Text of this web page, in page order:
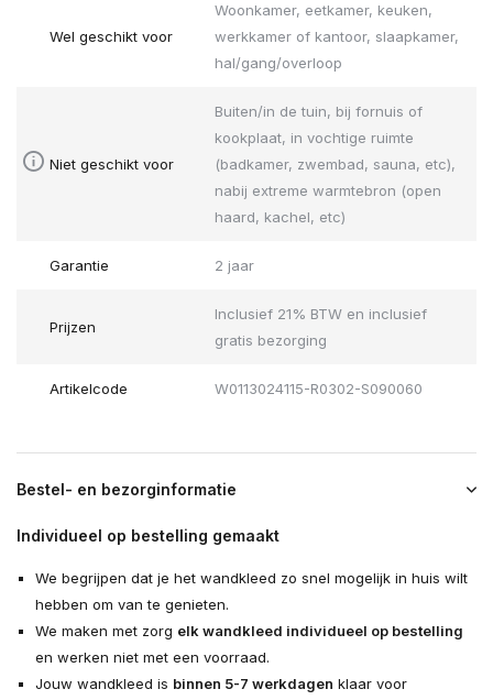
Wel geschikt voor
Woonkamer, eetkamer, keuken,
werkkamer of kantoor, slaapkamer,
hal/gang/overloop
Niet geschikt voor
Buiten/in de tuin, bij fornuis of
kookplaat, in vochtige ruimte
(badkamer, zwembad, sauna, etc),
nabij extreme warmtebron (open
haard, kachel, etc)
Garantie 2 jaar
Prijzen
Inclusief 21% BTW en inclusief
gratis bezorging
Artikelcode W0113024115-R0302-S090060
Bestel- en bezorginformatie
Individueel op bestelling gemaakt
We begrijpen dat je het wandkleed zo snel mogelijk in huis wilt
hebben om van te genieten.
We maken met zorg elk wandkleed individueel op bestelling
en werken niet met een voorraad.
Jouw wandkleed is binnen 5-7 werkdagen klaar voor